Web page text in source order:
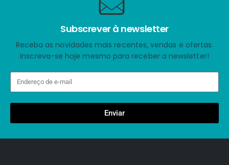
Subscrever à newsletter
Receba as novidades mais recentes, vendas e ofertas.
Inscreva-se hoje mesmo para receber a newsletter!
Enviar